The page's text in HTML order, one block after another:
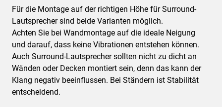
Für die Montage auf der richtigen Höhe für Surround-
Lautsprecher sind beide Varianten möglich.
Achten Sie bei Wandmontage auf die ideale Neigung
und darauf, dass keine Vibrationen entstehen können.
Auch Surround-Lautsprecher sollten nicht zu dicht an
Wänden oder Decken montiert sein, denn das kann der
Klang negativ beeinflussen. Bei Ständern ist Stabilität
entscheidend.